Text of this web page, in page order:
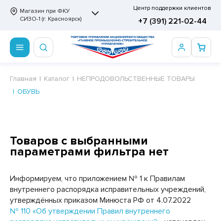
Магазин при ФКУ
СИЗО-1 (г. Красноярск)
Центр поддержки клиентов
+7 (391) 221-02-44
ПРОДОВОЛЬСТВЕННЫЕ ТОВАРЫ
ВАФЕЛЬНЫЕ ТОРТЫ
ПИТЬЕВАЯ, МИНЕРАЛЬНАЯ
ПАСТИЛА, МАРМЕЛАД
НЕПРОДОВОЛЬСТВЕННЫЕ ТОВАРЫ
ТУАЛЕТНАЯ
И ВАТНО-ГИГИЕНИЧЕСКАЯ ПРОДУКЦИЯ
ТОВАРЫ
Сертификаты
Главная Каталог
НЕПРОДОВОЛЬСТВЕННЫЕ ТОВАРЫ
ОБУВЬ
Товаров с выбранными
параметрами фильтра нет
Информируем, что приложением № 1 к Правилам
внутреннего распорядка исправительных учреждений,
утверждённых приказом Минюста РФ от 4.07.2022
№ 110 «Об утверждении Правил внутреннего